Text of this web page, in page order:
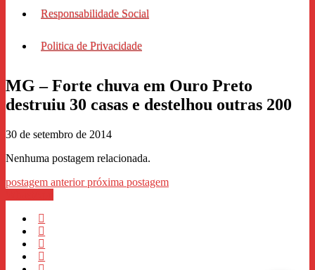
Responsabilidade Social
Politica de Privacidade
MG – Forte chuva em Ouro Preto
destruiu 30 casas e destelhou outras 200
30 de setembro de 2014
Nenhuma postagem relacionada.
postagem anteriorpróxima postagem